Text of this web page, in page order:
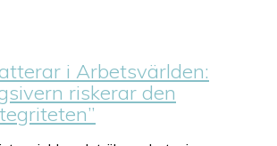
i Arbetsvärlden:
riskerar den